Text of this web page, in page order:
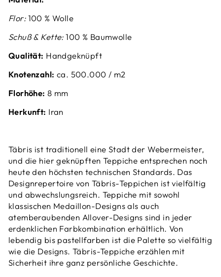
Flor: 100 % Wolle
Schuß & Kette: 100 % Baumwolle
Qualität: Handgeknüpft
Knotenzahl: ca. 500.000 / m2
Florhöhe: 8 mm
Herkunft: Iran
‌Täbris ist traditionell eine Stadt der Webermeister,
und die hier geknüpften Teppiche entsprechen noch
heute den höchsten technischen Standards. Das
Designrepertoire von Täbris-Teppichen ist vielfältig
und abwechslungsreich. Teppiche mit sowohl
klassischen Medaillon-Designs als auch
atemberaubenden Allover-Designs sind in jeder
erdenklichen Farbkombination erhältlich. Von
lebendig bis pastellfarben ist die Palette so vielfältig
wie die Designs. Täbris-Teppiche erzählen mit
Sicherheit ihre ganz persönliche Geschichte.